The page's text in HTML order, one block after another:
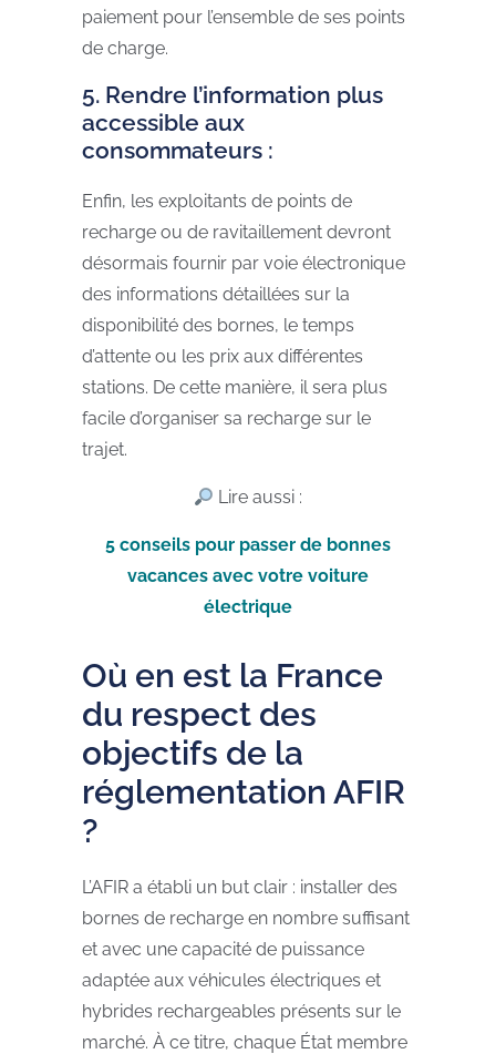
paiement pour l’ensemble de ses points
de charge.
5. Rendre l’information plus
accessible aux
consommateurs :
Enfin, les exploitants de points de
recharge ou de ravitaillement devront
désormais fournir par voie électronique
des informations détaillées sur la
disponibilité des bornes, le temps
d’attente ou les prix aux différentes
stations. De cette manière, il sera plus
facile d’organiser sa recharge sur le
trajet.
Lire aussi :
5 conseils pour passer de bonnes
vacances avec votre voiture
électrique
Où en est la France
du respect des
objectifs de la
réglementation AFIR
?
L’AFIR a établi un but clair : installer des
bornes de recharge en nombre suffisant
et avec une capacité de puissance
adaptée aux véhicules électriques et
hybrides rechargeables présents sur le
marché. À ce titre, chaque État membre